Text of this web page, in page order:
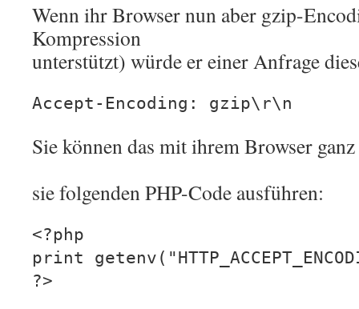
Wenn ihr Browser nun aber gzip-
Kompression
unterstützt) würde er einer Anfrage
Accept-Encoding: gzip\r\n
Sie können das mit ihrem Browser
sie folgenden PHP-Code ausführen:
<?php
print
?>